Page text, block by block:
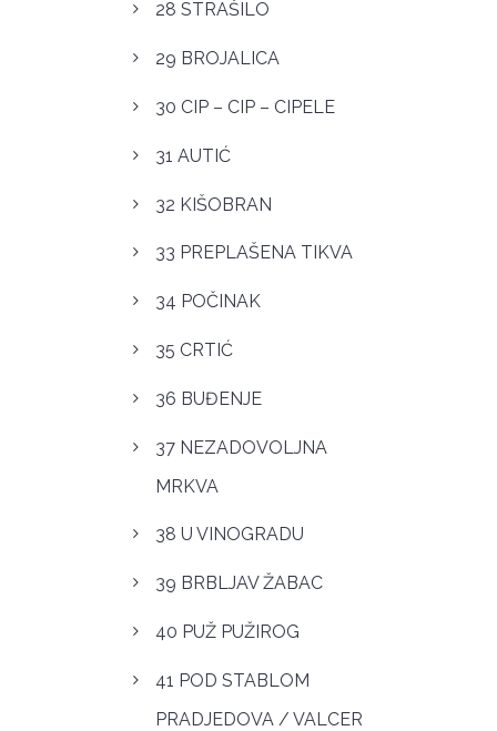
28 STRAŠILO
29 BROJALICA
30 CIP – CIP – CIPELE
31 AUTIĆ
32 KIŠOBRAN
33 PREPLAŠENA TIKVA
34 POČINAK
35 CRTIĆ
36 BUĐENJE
37 NEZADOVOLJNA
MRKVA
38 U VINOGRADU
39 BRBLJAV ŽABAC
40 PUŽ PUŽIROG
41 POD STABLOM
PRADJEDOVA / VALCER